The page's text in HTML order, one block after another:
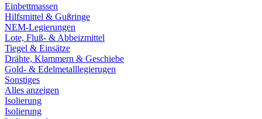
Einbettmassen
Hilfsmittel & Gußringe
NEM-Legierungen
Lote, Fluß- & Abbeizmittel
Tiegel & Einsätze
Drähte, Klammern & Geschiebe
Gold- & Edelmetalllegierugen
Sonstiges
Alles anzeigen
Isolierung
Isolierung